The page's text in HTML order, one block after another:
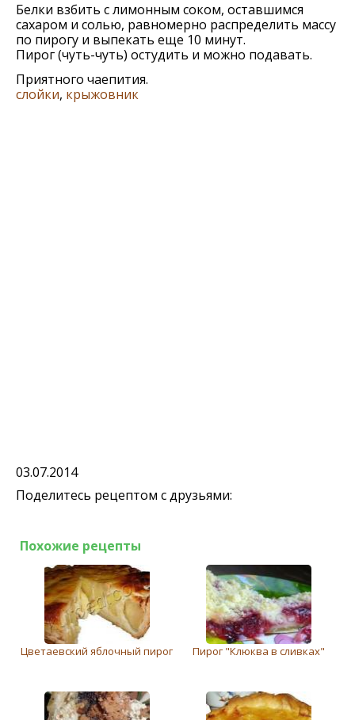
Белки взбить с лимонным соком, оставшимся
сахаром и солью, равномерно распределить массу
по пирогу и выпекать еще 10 минут.
Пирог (чуть-чуть) остудить и можно подавать.
Приятного чаепития.
слойки, крыжовник
03.07.2014
Поделитесь рецептом с друзьями:
Похожие рецепты
Цветаевский яблочный пирог Пирог "Клюква в сливках"